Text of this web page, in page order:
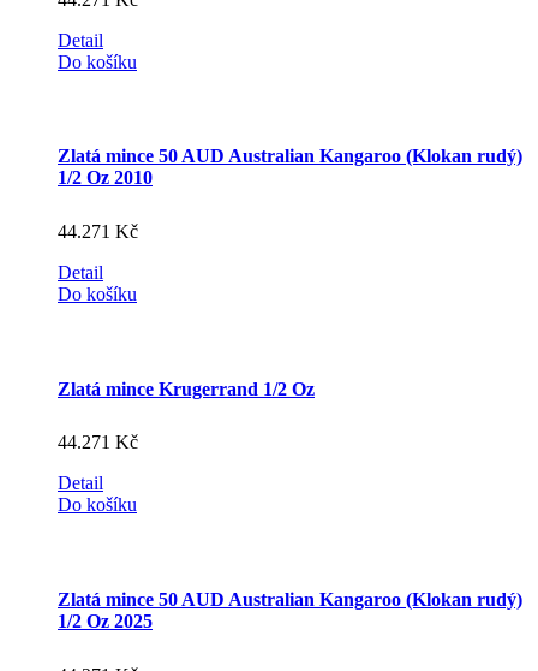
Detail
Do košíku
Zlatá mince 50 AUD Australian Kangaroo (Klokan rudý)
1/2 Oz 2010
44.271 Kč
Detail
Do košíku
Zlatá mince Krugerrand 1/2 Oz
44.271 Kč
Detail
Do košíku
Zlatá mince 50 AUD Australian Kangaroo (Klokan rudý)
1/2 Oz 2025